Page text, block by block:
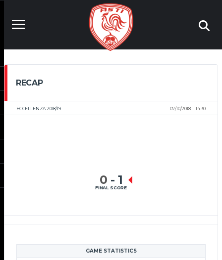
RECAP
ECCELLENZA 2018/19 07/10/2018 14:30
0 - 1
FINAL SCORE
GAME STATISTICS